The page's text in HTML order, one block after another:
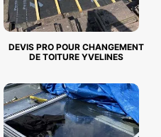
DEVIS PRO POUR CHANGEMENT
DE TOITURE YVELINES